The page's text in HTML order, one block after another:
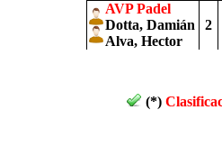
AVP Padel
Dotta, Damián
Alva, Hector
2
(*)